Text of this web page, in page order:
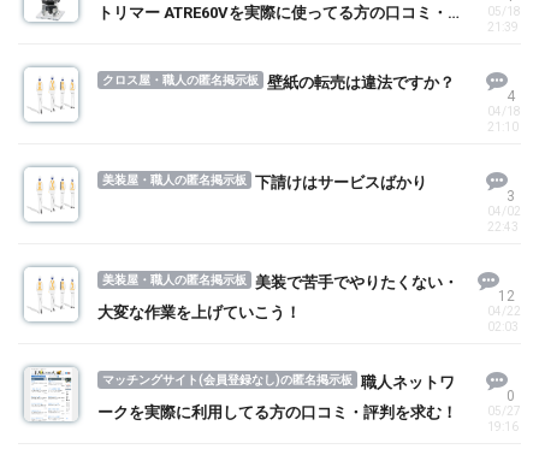
トリマー ATRE60Vを実際に使ってる方の口コミ・評
05/18
21:39
クロス屋・職人の匿名掲示板 壁紙の転売は違法ですか？
4
04/18
21:10
美装屋・職人の匿名掲示板 下請けはサービスばかり
3
04/02
22:43
美装屋・職人の匿名掲示板
美装で苦手でやりたくない・
大変な作業を上げていこう！
12
04/22
02:03
マッチングサイト(会員登録なし)の匿名掲示板
職人ネットワ
ークを実際に利用してる方の口コミ・評判を求む！
0
05/27
19:16